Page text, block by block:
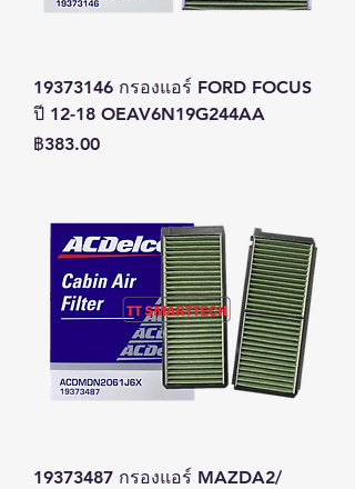
19373146 กรองแอร์ FORD FOCUS
ปี 12-18 OEAV6N19G244AA
ราคา
฿383.00
19373487 กรองแอร์ MAZDA2/